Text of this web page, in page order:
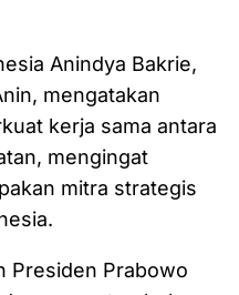
Anindya Bakrie,
mengatakan
kerja sama antara
mengingat
mitra strategis
Presiden Prabowo